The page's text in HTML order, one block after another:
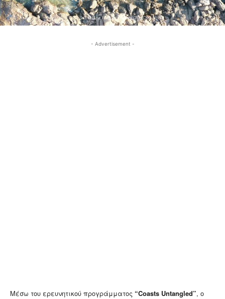
- Advertisement -
Μέσω του ερευνητικού προγράμματος “Coasts Untangled”, o